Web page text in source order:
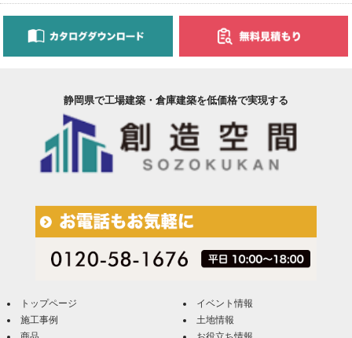
静岡県で工場建築・倉庫建築を低価格で実現する
トップページ
施工事例
イベント情報
土地情報